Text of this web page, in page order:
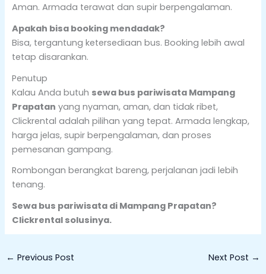
Aman. Armada terawat dan supir berpengalaman.
Apakah bisa booking mendadak?
Bisa, tergantung ketersediaan bus. Booking lebih awal
tetap disarankan.
Penutup
Kalau Anda butuh sewa bus pariwisata Mampang
Prapatan yang nyaman, aman, dan tidak ribet,
Clickrental adalah pilihan yang tepat. Armada lengkap,
harga jelas, supir berpengalaman, dan proses
pemesanan gampang.
Rombongan berangkat bareng, perjalanan jadi lebih
tenang.
Sewa bus pariwisata di Mampang Prapatan?
Clickrental solusinya.
← Previous Post Next Post →